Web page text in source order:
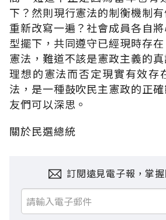
下？然則現行憲法的制衡機制
重新改寫一遍？社會成員各自
型擺下，共同遵守已經現時存
憲法，難道不該是憲政主義的
理想的憲法而否定現實有效存
法，是一種鼓吹民主憲政的正
友們可以深思。
關於民選總統
訂閱遠見電子報，掌